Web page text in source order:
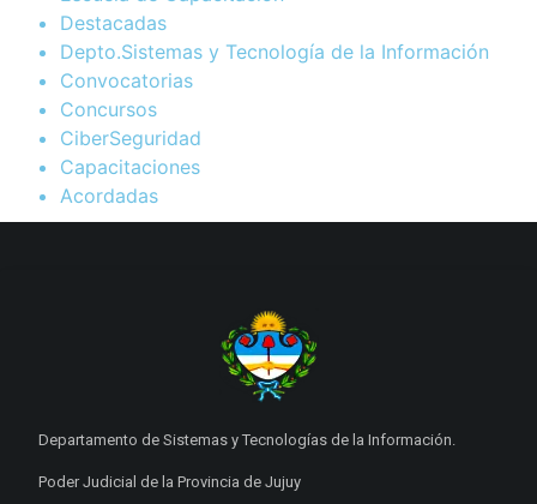
Destacadas
Depto.Sistemas y Tecnología de la Información
Convocatorias
Concursos
CiberSeguridad
Capacitaciones
Acordadas
Departamento de Sistemas y Tecnologías de la Información.
Poder Judicial de la Provincia de Jujuy